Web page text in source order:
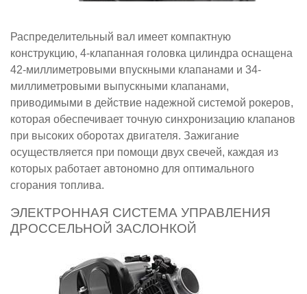
Распределительный вал имеет компактную
конструкцию, 4-клапанная головка цилиндра оснащена
42-миллиметровыми впускными клапанами и 34-
миллиметровыми выпускными клапанами,
приводимыми в действие надежной системой рокеров,
которая обеспечивает точную синхронизацию клапанов
при высоких оборотах двигателя. Зажигание
осуществляется при помощи двух свечей, каждая из
которых работает автономно для оптимального
сгорания топлива.
ЭЛЕКТРОННАЯ СИСТЕМА УПРАВЛЕНИЯ
ДРОССЕЛЬНОЙ ЗАСЛОНКОЙ